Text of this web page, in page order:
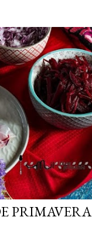
PRIMAVERA